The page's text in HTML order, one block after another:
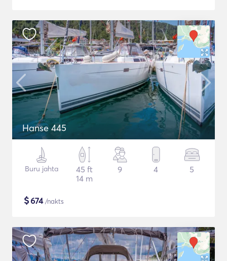
Hanse 445
Buru jahta
45 ft
14 m
9 4 5
$674/nakts